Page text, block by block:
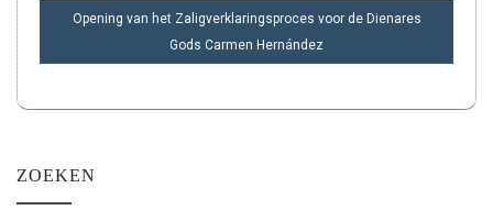
Opening van het Zaligverklaringsproces voor de Dienares
Gods Carmen Hernández
ZOEKEN